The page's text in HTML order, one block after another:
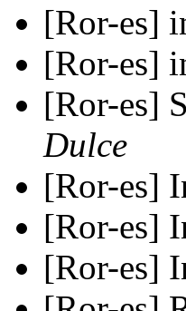
[Ror-es]
[Ror-es]
[Ror-es]
Dulce
[Ror-es]
[Ror-es]
[Ror-es]